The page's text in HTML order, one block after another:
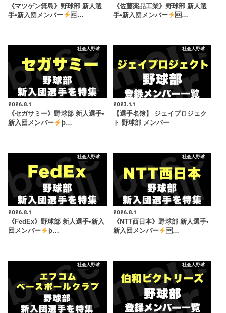
《マツゲン箕島》野球部 新人選
手•新入団メンバー
…
《佐藤薬品工業》野球部 新人選
手•新入団メンバー
…
社会人野球
2026.8.1
《セガサミー》野球部 新人選手•
新入団メンバー
þ…
社会人野球
2023.1.1
【選手名簿】 ジェイプロジェク
ト 野球部 メンバー
社会人野球
2026.8.1
《FedEx》野球部 新人選手•新入
団メンバー
þ…
社会人野球
2026.8.1
《NTT西日本》野球部 新人選手•
新入団メンバー
…
社会人野球 社会人野球